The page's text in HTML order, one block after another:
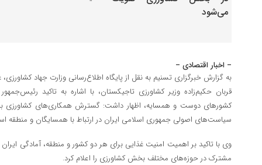
– اخبار اقتصادی –
به گزارش خبرگزاری تسنیم به نقل از پایگاه اطلاع‌رسانی وزارت جهاد کشاورزی،
قربان حکیم‌زاده وزیر کشاورزی تاجیکستان، با اشاره به تاکید
کشورهای دوست و همسایه، اظهار داشت: گسترش همکاری‌های کشاورزی
سیاست‌های اصولی جمهوری اسلامی ایران در ارتباط با همسایگان و منطقه
وی با تاکید بر اهمیت امنیت غذایی برای هر دو کشور و منطقه، آمادگی
مشترک در حوزه‌های مختلف بخش کشاورزی را اعلام کرد.